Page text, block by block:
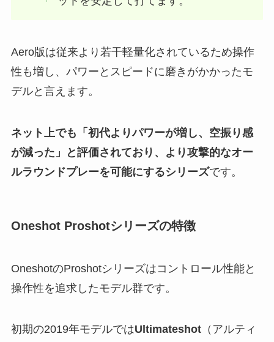
Aero版は従来より若干軽量化されているため操作
性も増し、パワーとスピードに磨きがかかったモ
デルと言えます。
ネット上でも「初代よりパワーが増し、空振り感
が減った」と評価されており、より攻撃的なオー
ルラウンドプレーを可能にするシリーズです。
Oneshot Proshotシリーズの特徴
OneshotのProshotシリーズはコントロール性能と
操作性を追求したモデル群です。
初期の2019年モデルではUltimateshot（アルティ